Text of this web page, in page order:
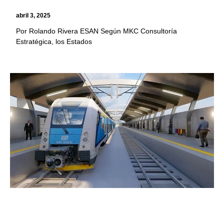
abril 3, 2025
Por Rolando Rivera ESAN Según MKC Consultoría
Estratégica, los Estados